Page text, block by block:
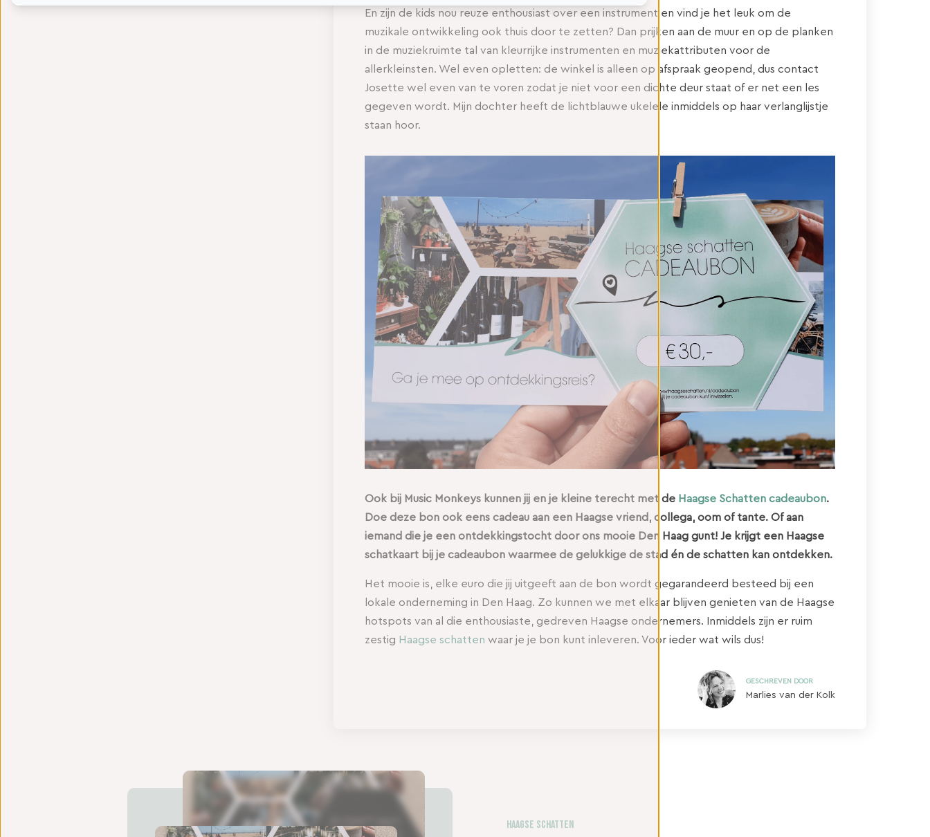
En zijn de kids nou reuze enthousiast over een instrument en vind je het leuk om de
muzikale ontwikkeling ook thuis door te zetten? Dan prijken aan de muur en op de planken
in de muziekruimte tal van kleurrijke instrumenten en muziekattributen voor de
allerkleinsten. Wel even opletten: de winkel is alleen op afspraak geopend, dus contact
Josette wel even van te voren zodat je niet voor een dichte deur staat of er net een les
gegeven wordt. Mijn dochter heeft de lichtblauwe ukelele inmiddels op haar verlanglijstje
staan hoor.
Ook bij Music Monkeys kunnen jij en je kleine terecht met de Haagse Schatten cadeaubon.
Doe deze bon ook eens cadeau aan een Haagse vriend, collega, oom of tante. Of aan
iemand die je een ontdekkingstocht door ons mooie Den Haag gunt! Je krijgt een Haagse
schatkaart bij je cadeaubon waarmee de gelukkige de stad én de schatten kan ontdekken.
Het mooie is, elke euro die jij uitgeeft aan de bon wordt gegarandeerd besteed bij een
lokale onderneming in Den Haag. Zo kunnen we met elkaar blijven genieten van de Haagse
hotspots van al die enthousiaste, gedreven Haagse ondernemers. Inmiddels zijn er ruim
zestig Haagse schatten waar je je bon kunt inleveren. Voor ieder wat wils dus!
GESCHREVEN DOOR
Marlies van der Kolk
Haagse Schatten